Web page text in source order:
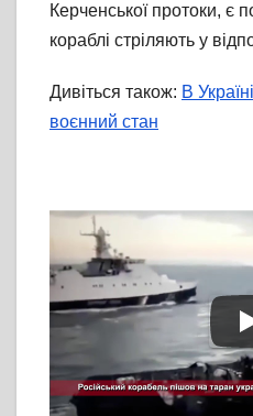
Керченської протоки, є
кораблі стріляють у
Дивіться також: В
воєнний стан